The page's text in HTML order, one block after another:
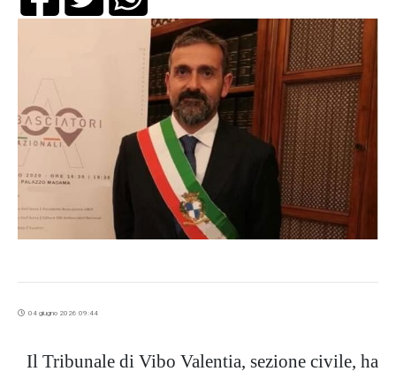
04 giugno 2026 09:44
Il Tribunale di Vibo Valentia, sezione civile, ha